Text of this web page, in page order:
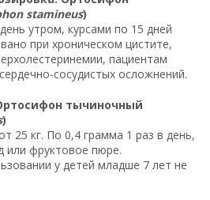
stamineus)
утром, курсами по 15 дней
при хроническом цистите,
пациентам
сосудистых осложнений.
тычиночный
)
25 кг. По 0,4 грамма 1 раз в день,
или фруктовое пюре.
у детей младше 7 лет не